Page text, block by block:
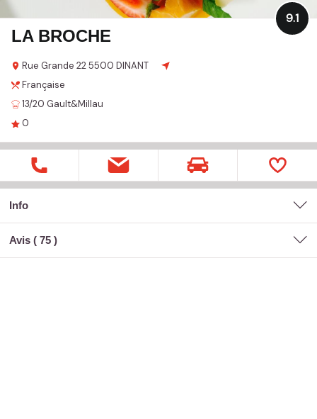
LA BROCHE
Rue Grande 225500 DINANT
9.1
Française
13/20 Gault&Millau
0
Info
Avis ( 75 )